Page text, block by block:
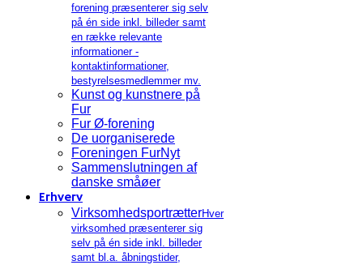
forening præsenterer sig selv
på én side inkl. billeder samt
en række relevante
informationer -
kontaktinformationer,
bestyrelsesmedlemmer mv.
Kunst og kunstnere på
Fur
Fur Ø-forening
De uorganiserede
Foreningen FurNyt
Sammenslutningen af
danske småøer
Erhverv
VirksomhedsportrætterHver
virksomhed præsenterer sig
selv på én side inkl. billeder
samt bl.a. åbningstider,